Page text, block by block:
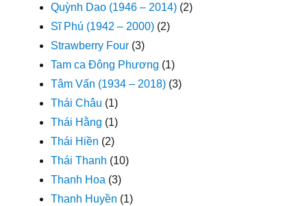
Quỳnh Dao (1946 – 2014) (2)
Sĩ Phú (1942 – 2000) (2)
Strawberry Four (3)
Tam ca Đông Phương (1)
Tâm Vấn (1934 – 2018) (3)
Thái Châu (1)
Thái Hằng (1)
Thái Hiền (2)
Thái Thanh (10)
Thanh Hoa (3)
Thanh Huyền (1)